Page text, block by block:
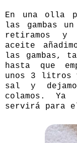
En una olla
las gambas
retiramos y
aceite
las gambas,
hasta que
unos 3 litros
sal y
colamos. Ya
servirá para